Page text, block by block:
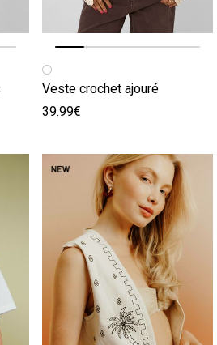
Image précédente
Image suivante
Veste crochet ajouré
39.99€